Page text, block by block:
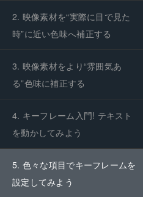
2. 映像素材を“実際に目で見た
時”に近い色味へ補正する
3. 映像素材をより“雰囲気あ
る”色味に補正する
4. キーフレーム入門! テキスト
を動かしてみよう
5. 色々な項目でキーフレームを
設定してみよう